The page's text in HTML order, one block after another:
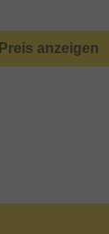
Preis anzeigen